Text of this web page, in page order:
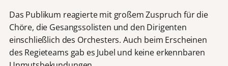
Das Publikum reagierte mit großem Zuspruch für die
Chöre, die Gesangssolisten und den Dirigenten
einschließlich des Orchesters. Auch beim Erscheinen
des Regieteams gab es Jubel und keine erkennbaren